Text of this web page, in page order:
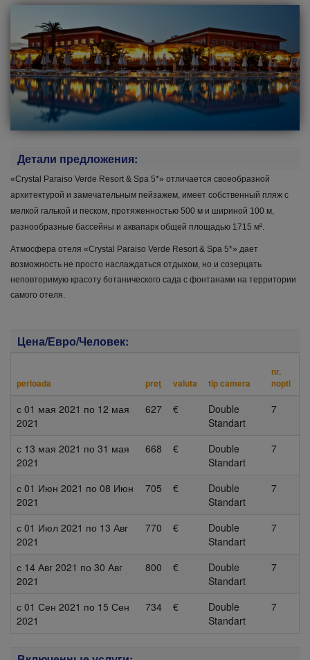
Детали предложения:
«Crystal Paraiso Verde Resort & Spa 5*» отличается своеобразной
архитектурой и замечательным пейзажем, имеет собственный пляж с
мелкой галькой и песком, протяженностью 500 м и шириной 100 м,
разнообразные бассейны и аквапарк общей площадью 1715 м².
Атмосфера отеля «Crystal Paraiso Verde Resort & Spa 5*» дает
возможность не просто наслаждаться отдыхом, но и созерцать
неповторимую красоту ботанического сада с фонтанами на территории
самого отеля.
Цена/Евро/Человек:
perioada preţ valuta tip camera
nr.
nopti
с 01 мая 2021 по 12 мая
2021
627 €
Double
Standart
7
с 13 мая 2021 по 31 мая
2021
668 €
Double
Standart
7
с 01 Июн 2021 по 08 Июн
2021
705 €
Double
Standart
7
с 01 Июл 2021 по 13 Авг
2021
770 €
Double
Standart
7
с 14 Авг 2021 по 30 Авг
2021
800 €
Double
Standart
7
с 01 Сен 2021 по 15 Сен
2021
734 €
Double
Standart
7